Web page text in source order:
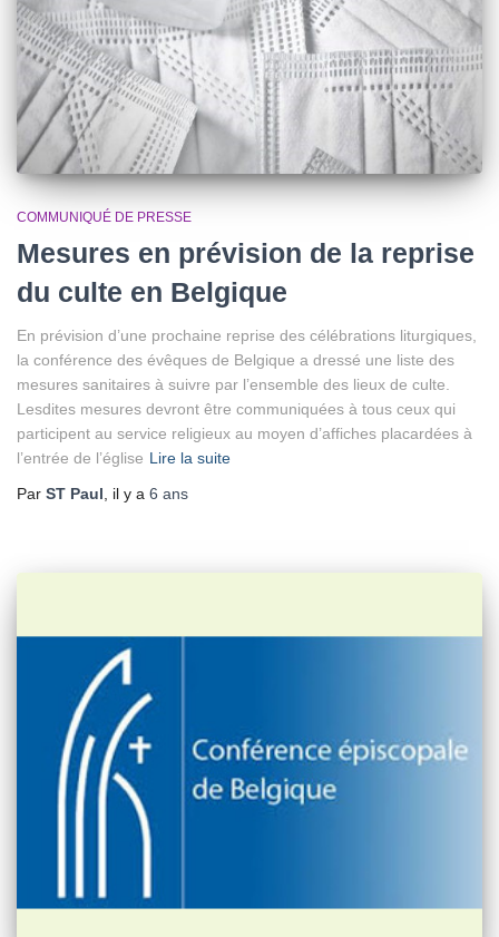
COMMUNIQUÉ DE PRESSE
Mesures en prévision de la reprise
du culte en Belgique
En prévision d’une prochaine reprise des célébrations liturgiques,
la conférence des évêques de Belgique a dressé une liste des
mesures sanitaires à suivre par l’ensemble des lieux de culte.
Lesdites mesures devront être communiquées à tous ceux qui
participent au service religieux au moyen d’affiches placardées à
l’entrée de l’église Lire la suite
Par ST Paul, il y a 6 ans